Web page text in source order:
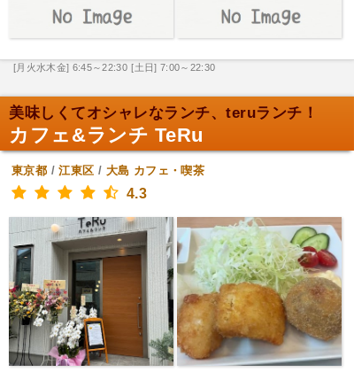
[月火水木金] 6:45～22:30 [土日] 7:00～22:30
美味しくてオシャレなランチ、teruランチ！
カフェ&ランチ TeRu
東京都 /江東区 / 大島 カフェ・喫茶
4.3